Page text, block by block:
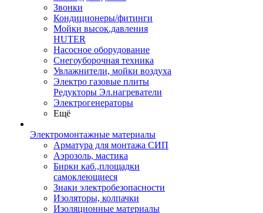
Звонки
Кондиционеры/фитинги
Мойки высок.давления
HUTER
Насосное оборудование
Снегоуборочная техника
Увлажнители, мойки воздуха
Электро газовые плиты
Редукторы Эл.нагреватели
Электрогенераторы
Ещё
Электромонтажные материалы
Арматура для монтажа СИП
Аэрозоль, мастика
Бирки каб.,площадки
самоклеющиеся
Знаки электробезопасности
Изоляторы, колпачки
Изоляционные материалы